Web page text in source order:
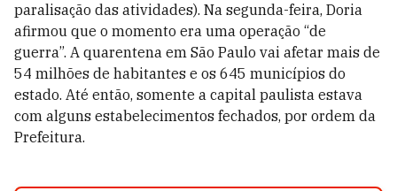
paralisação das atividades). Na segunda-feira, Doria
afirmou que o momento era uma operação “de
guerra”. A quarentena em São Paulo vai afetar mais de
54 milhões de habitantes e os 645 municípios do
estado. Até então, somente a capital paulista estava
com alguns estabelecimentos fechados, por ordem da
Prefeitura.